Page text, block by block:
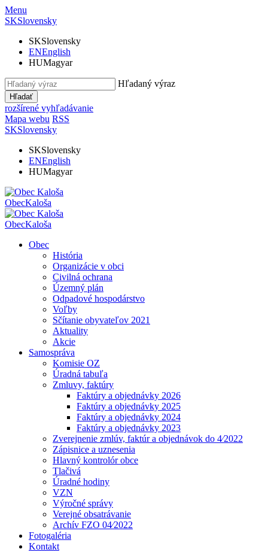
Menu
SKSlovensky
SKSlovensky
ENEnglish
HUMagyar
Hľadaný výraz
Hľadať
rozšírené vyhľadávanie
Mapa webu RSS
SKSlovensky
SKSlovensky
ENEnglish
HUMagyar
ObecKaloša
ObecKaloša
Obec
História
Organizácie v obci
Civilná ochrana
Územný plán
Odpadové hospodárstvo
Voľby
Sčítanie obyvateľov 2021
Aktuality
Akcie
Samospráva
Komisie OZ
Úradná tabuľa
Zmluvy, faktúry
Faktúry a objednávky 2026
Faktúry a objednávky 2025
Faktúry a objednávky 2024
Faktúry a objednávky 2023
Zverejnenie zmlúv, faktúr a objednávok do 4⁄2022
Zápisnice a uznesenia
Hlavný kontrolór obce
Tlačivá
Úradné hodiny
VZN
Výročné správy
Verejné obsatrávanie
Archív FZO 04⁄2022
Fotogaléria
Kontakt